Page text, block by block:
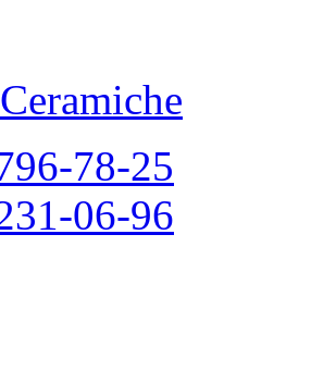
Ceramiche
78-25
06-96